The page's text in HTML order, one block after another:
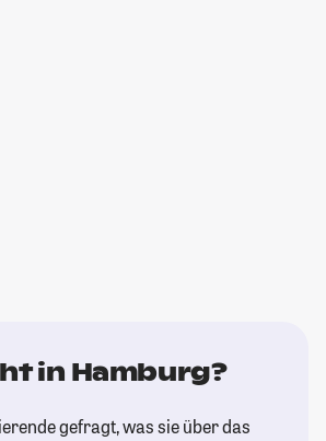
in Hamburg?
gefragt, was sie über das